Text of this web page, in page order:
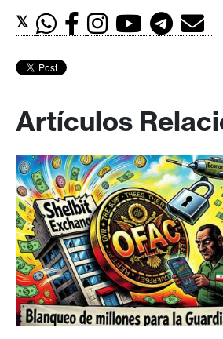
𝕏
Artículos